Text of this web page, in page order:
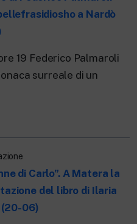
a Nardò
19 Federico Palmaroli
surreale di un
di Carlo”. A Matera la
del libro di Ilaria
06)